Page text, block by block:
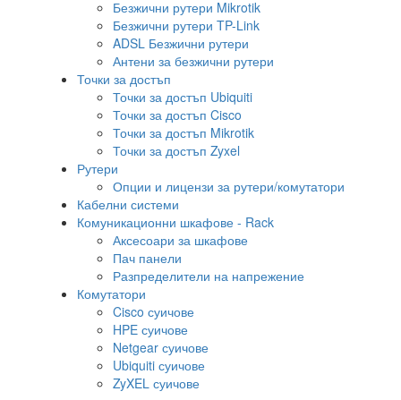
Безжични рутери Mikrotik
Безжични рутери TP-Link
ADSL Безжични рутери
Антени за безжични рутери
Точки за достъп
Точки за достъп Ubiquiti
Точки за достъп Cisco
Точки за достъп Mikrotik
Точки за достъп Zyxel
Рутери
Опции и лицензи за рутери/комутатори
Кабелни системи
Комуникационни шкафове - Rack
Аксесоари за шкафове
Пач панели
Разпределители на напрежение
Комутатори
Cisco суичове
HPE суичове
Netgear суичове
Ubiquiti суичове
ZyXEL суичове